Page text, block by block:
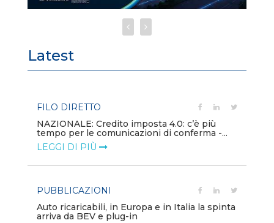
Latest
FILO DIRETTO
NAZIONALE: Credito imposta 4.0: c’è più
tempo per le comunicazioni di conferma -...
LEGGI DI PIÙ
PUBBLICAZIONI
Auto ricaricabili, in Europa e in Italia la spinta
arriva da BEV e plug-in